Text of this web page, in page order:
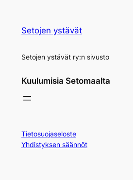
Setojen ystävät
Setojen ystävät ry:n sivusto
Kuulumisia Setomaalta
Tietosuojaseloste
Yhdistyksen säännöt